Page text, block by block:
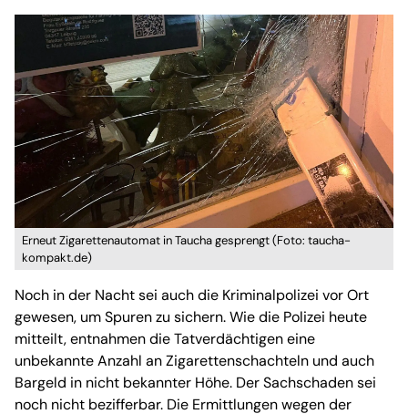
Erneut Zigarettenautomat in Taucha gesprengt (Foto: taucha-
kompakt.de)
Noch in der Nacht sei auch die Kriminalpolizei vor Ort
gewesen, um Spuren zu sichern. Wie die Polizei heute
mitteilt, entnahmen die Tatverdächtigen eine
unbekannte Anzahl an Zigarettenschachteln und auch
Bargeld in nicht bekannter Höhe. Der Sachschaden sei
noch nicht bezifferbar. Die Ermittlungen wegen der